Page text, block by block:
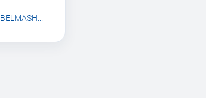
BELMASH...